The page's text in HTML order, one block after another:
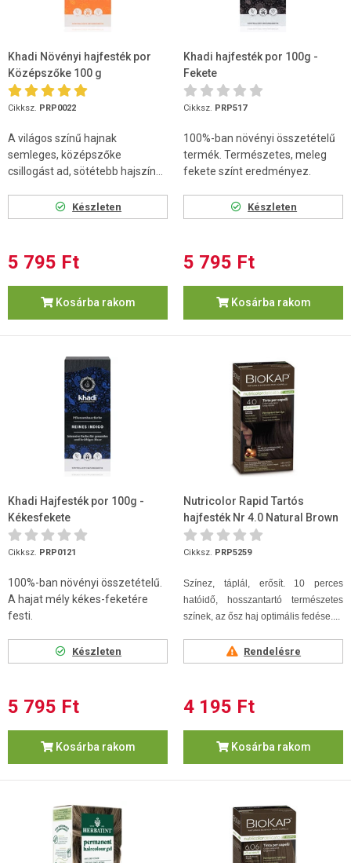
Khadi Növényi hajfesték por
Középszőke 100 g
Cikksz. PRP0022
A világos színű hajnak
semleges, középszőke
csillogást ad, sötétebb hajszín...
Készleten
5 795 Ft
Kosárba rakom
Khadi hajfesték por 100g -
Fekete
Cikksz. PRP517
100%-ban növényi összetételű
termék. Természetes, meleg
fekete színt eredményez.
Készleten
5 795 Ft
Kosárba rakom
Khadi Hajfesték por 100g -
Kékesfekete
Cikksz. PRP0121
100%-ban növényi összetételű.
A hajat mély kékes-feketére
festi.
Készleten
5 795 Ft
Kosárba rakom
Nutricolor Rapid Tartós
hajfesték Nr 4.0 Natural Brown
Cikksz. PRP5259
Színez, táplál, erősít. 10 perces
hatóidő, hosszantartó természetes
színek, az ősz haj optimális fedése....
Rendelésre
4 195 Ft
Kosárba rakom